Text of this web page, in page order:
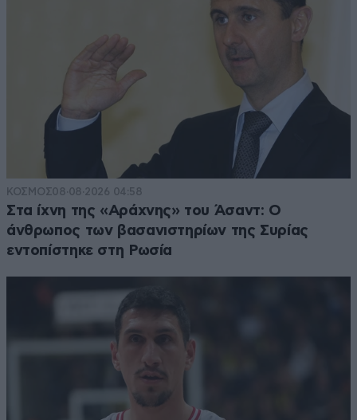
ΚΟΣΜΟΣ08·08·2026 04:58
Στα ίχνη της «Αράχνης» του Άσαντ: Ο
άνθρωπος των βασανιστηρίων της Συρίας
εντοπίστηκε στη Ρωσία